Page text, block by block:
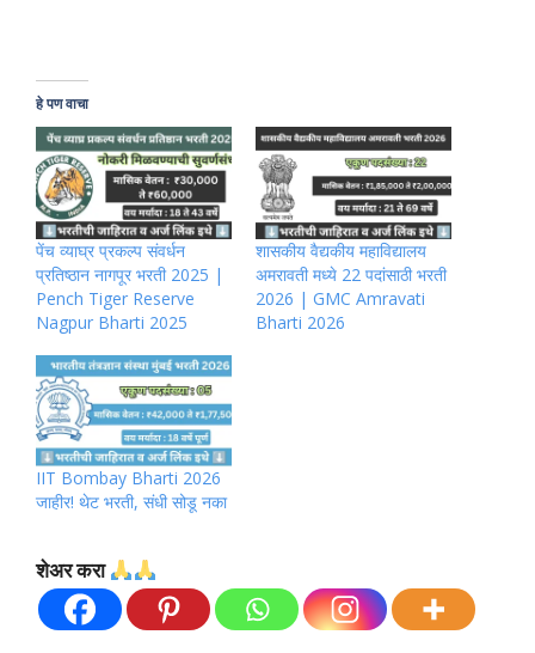
हे पण वाचा
पेंच व्याघ्र प्रकल्प संवर्धन
प्रतिष्ठान नागपूर भरती 2025 |
Pench Tiger Reserve
Nagpur Bharti 2025
शासकीय वैद्यकीय महाविद्यालय
अमरावती मध्ये 22 पदांसाठी भरती
2026 | GMC Amravati
Bharti 2026
IIT Bombay Bharti 2026
जाहीर! थेट भरती, संधी सोडू नका
शेअर करा